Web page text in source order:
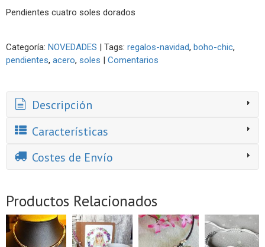
Pendientes cuatro soles dorados
Categoría: NOVEDADES | Tags: regalos-navidad boho-chic
pendientes acero soles | Comentarios
Descripción
Características
Costes de Envío
Productos Relacionados